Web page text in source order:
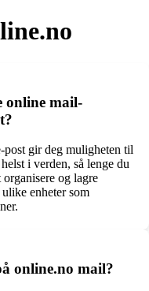
online mail-
gir deg muligheten til
i verden, så lenge du
og lagre
enheter som
online.no mail?